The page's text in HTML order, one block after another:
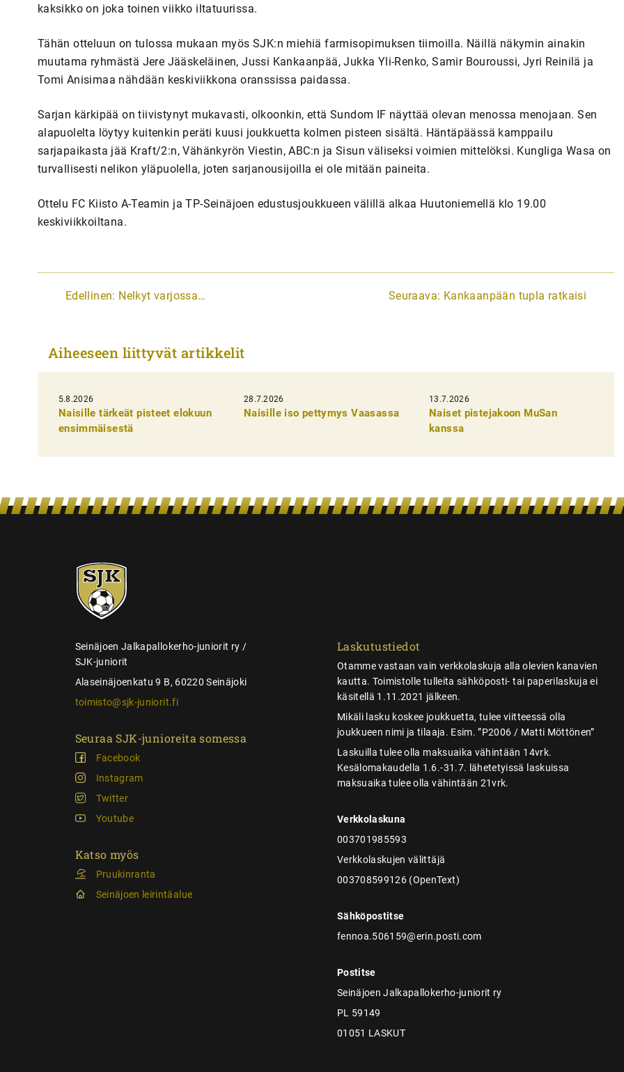
kaksikko on joka toinen viikko iltatuurissa.
Tähän otteluun on tulossa mukaan myös SJK:n miehiä farmisopimuksen tiimoilla. Näillä näkymin ainakin
muutama ryhmästä Jere Jääskeläinen, Jussi Kankaanpää, Jukka Yli-Renko, Samir Bouroussi, Jyri Reinilä ja
Tomi Anisimaa nähdään keskiviikkona oranssissa paidassa.
Sarjan kärkipää on tiivistynyt mukavasti, olkoonkin, että Sundom IF näyttää olevan menossa menojaan. Sen
alapuolelta löytyy kuitenkin peräti kuusi joukkuetta kolmen pisteen sisältä. Häntäpäässä kamppailu
sarjapaikasta jää Kraft/2:n, Vähänkyrön Viestin, ABC:n ja Sisun väliseksi voimien mittelöksi. Kungliga Wasa on
turvallisesti nelikon yläpuolella, joten sarjanousijoilla ei ole mitään paineita.
Ottelu FC Kiisto A-Teamin ja TP-Seinäjoen edustusjoukkueen välillä alkaa Huutoniemellä klo 19.00
keskiviikkoiltana.
A
i
k
e
n
Edellinen: Nelkyt varjossa… Seuraava: Kankaanpään tupla ratkaisi
Aiheeseen liittyvät artikkelit
5.8.2026
Naisille tärkeät pisteet elokuun
ensimmäisestä
28.7.2026
Naisille iso pettymys Vaasassa
13.7.2026
Naiset pistejakoon MuSan
kanssa
SJK-
juniorit
Seinäjoen Jalkapallokerho-juniorit ry /
SJK-juniorit
Alaseinäjoenkatu 9 B, 60220 Seinäjoki
toimisto@sjk-juniorit.fi
Seuraa SJK-junioreita somessa
Facebook
Instagram
Twitter
Youtube
Katso myös
Pruukinranta
Seinäjoen leirintäalue
Laskutustiedot
Otamme vastaan vain verkkolaskuja alla olevien kanavien
kautta. Toimistolle tulleita sähköposti- tai paperilaskuja ei
käsitellä 1.11.2021 jälkeen.
Mikäli lasku koskee joukkuetta, tulee viitteessä olla
joukkueen nimi ja tilaaja. Esim. ”P2006 / Matti Möttönen”
Laskuilla tulee olla maksuaika vähintään 14vrk.
Kesälomakaudella 1.6.-31.7. lähetetyissä laskuissa
maksuaika tulee olla vähintään 21vrk.
Verkkolaskuna
003701985593
Verkkolaskujen välittäjä
003708599126 (OpenText)
Sähköpostitse
fennoa.506159@erin.posti.com
Postitse
Seinäjoen Jalkapallokerho-juniorit ry
PL 59149
01051 LASKUT